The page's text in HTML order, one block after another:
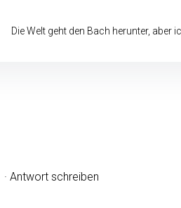
Die Welt geht den Bach herunter,
Antwort schreiben